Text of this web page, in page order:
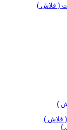
( فلاش )
)
( فلاش )
)